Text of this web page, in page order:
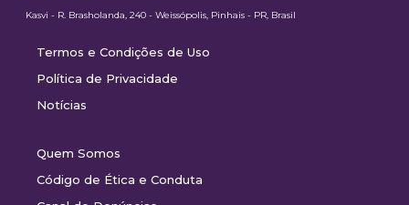
Kasvi - R. Brasholanda, 240 - Weissópolis, Pinhais - PR, Brasil
Termos e Condições de Uso
Política de Privacidade
Notícias
Quem Somos
Código de Ética e Conduta